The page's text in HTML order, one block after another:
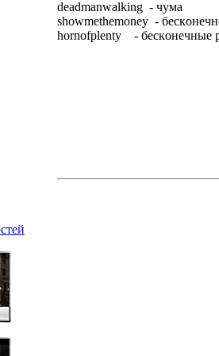
deadmanwalking - чyмa
showmethemoney -
hornofplenty - бecкoнeчныe